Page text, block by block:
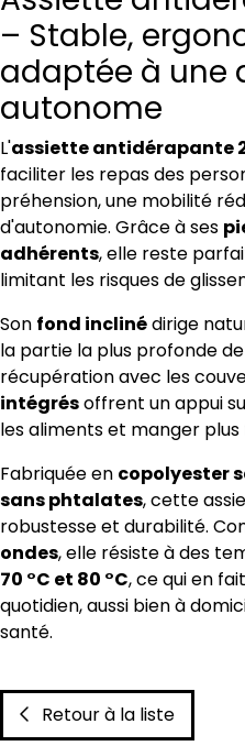
– Stable,
adaptée à une
autonome
L'assiette antidérapante
faciliter les repas des
préhension, une mobilité
d'autonomie. Grâce à ses
adhérents, elle reste
limitant les risques de
Son fond inclinédirige
la partie la plus profonde
récupération avec les
intégrésoffrent un appui
les aliments et manger
Fabriquée en copolyester
sans phtalates, cette
robustesse et durabilité.
ondes, elle résiste à des
70 °C et 80 °C, ce qui en
quotidien, aussi bien à
santé.
Retour à la liste